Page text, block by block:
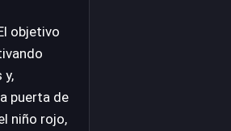
objetivo
y,
puerta de
niño rojo,